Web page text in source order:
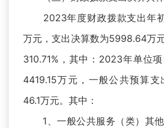
2023年度财政拨款支出年
万元，支出决算数为5998.64万
310.71%，其中：2023年单位
4419.15万元，一般公共预算
46.1万元。其中：
1、一般公共服务（类）其他